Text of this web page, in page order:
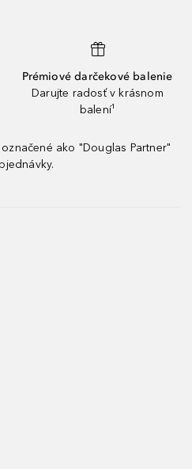
Prémiové darčekové balenie
Darujte radosť v krásnom
balení¹
ako "Douglas Partner"